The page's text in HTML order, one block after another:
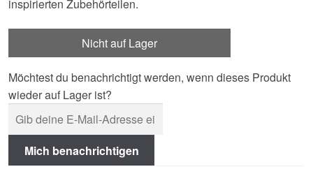
inspirierten Zubehörteilen.
Nicht auf Lager
Möchtest du benachrichtigt werden, wenn dieses Produkt
wieder auf Lager ist?
Mich benachrichtigen